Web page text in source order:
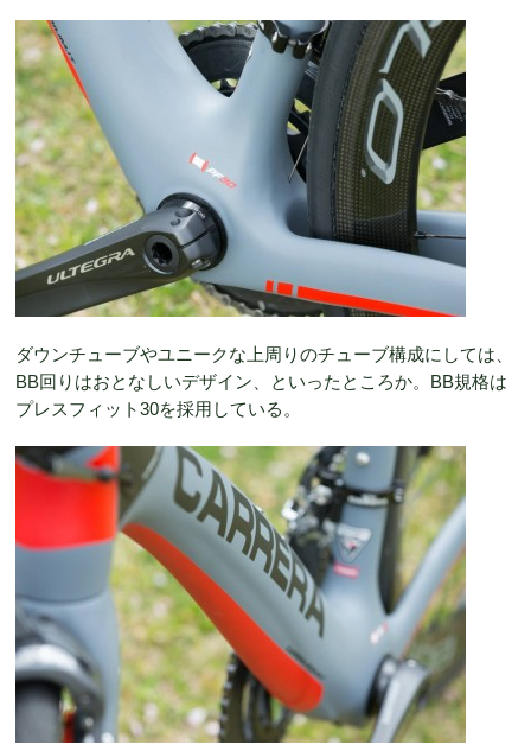
ダウンチューブやユニークな上周りのチューブ構成にしては、
BB回りはおとなしいデザイン、といったところか。BB規格は
プレスフィット30を採用している。